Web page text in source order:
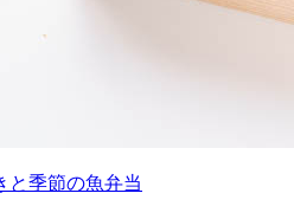
と季節の魚弁当